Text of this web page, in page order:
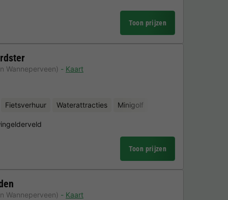
Toon prijzen
Wanneperveen)
Kaart
Fietsverhuur Waterattracties Minigolf
Toon prijzen
Wanneperveen)
Kaart